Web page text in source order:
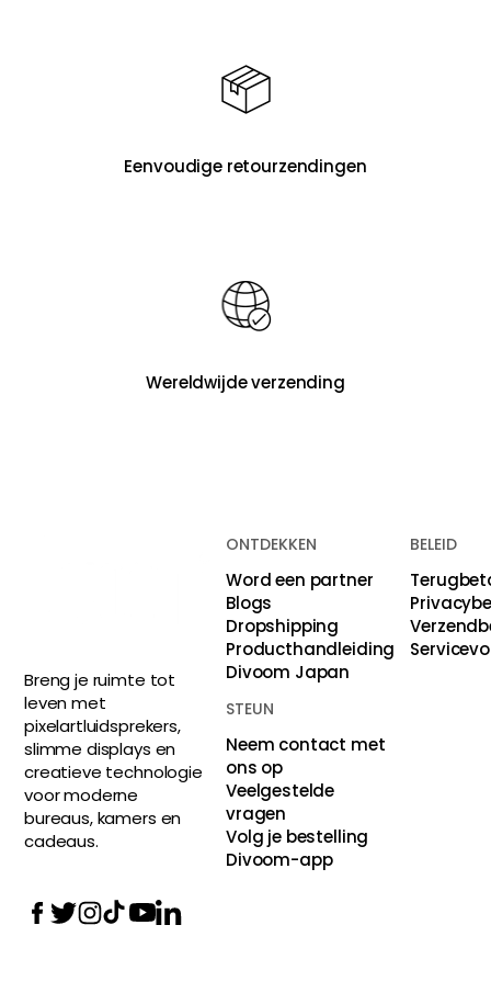
Eenvoudige retourzendingen
Wereldwijde verzending
Breng je ruimte tot
leven met
pixelartluidsprekers,
slimme displays en
creatieve technologie
voor moderne
bureaus, kamers en
cadeaus.
ONTDEKKEN
Word een partner
Blogs
Dropshipping
Producthandleiding
Divoom Japan
BELEID
STEUN
Neem contact met
ons op
Veelgestelde
vragen
Volg je bestelling
Divoom-app